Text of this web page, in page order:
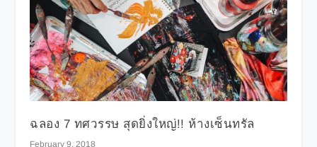
ฉลอง 7 ทศวรรษ สุดยิ่งใหญ่!! ห้างเซ็นทรัล
February 9, 2018